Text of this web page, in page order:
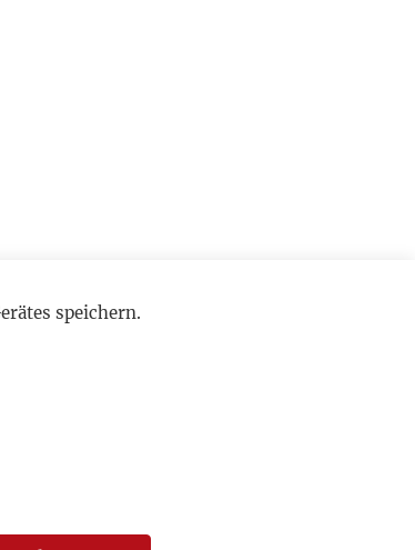
speichern.